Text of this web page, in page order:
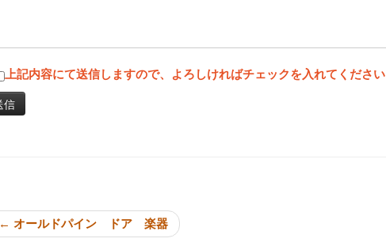
上記内容にて送信しますので、よろしければチェックを入れてくださ
← オールドパイン ドア 楽器